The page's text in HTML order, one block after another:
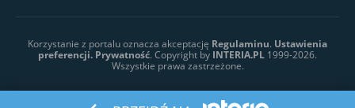
Korzystanie z portalu oznacza akceptację Regulaminu. Ustawienia
preferencji. Prywatność. Copyright by INTERIA.PL 1999-2026.
Wszystkie prawa zastrzeżone.